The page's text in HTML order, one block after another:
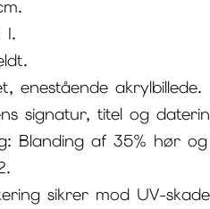
I.
enestående akrylbillede.
signatur, titel og
Blanding af 35% hør
sikrer mod UV-